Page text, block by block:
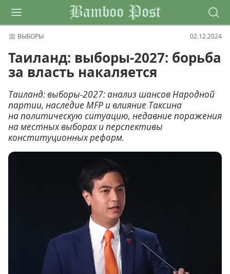
Bamboo Post
ВЫБОРЫ 02.12.2024
Таиланд: выборы-2027: борьба
за власть накаляется
Таиланд: выборы-2027: анализ шансов Народной
партии, наследие MFP и влияние Таксина
на политическую ситуацию, недавние поражения
на местных выборах и перспективы
конституционных реформ.